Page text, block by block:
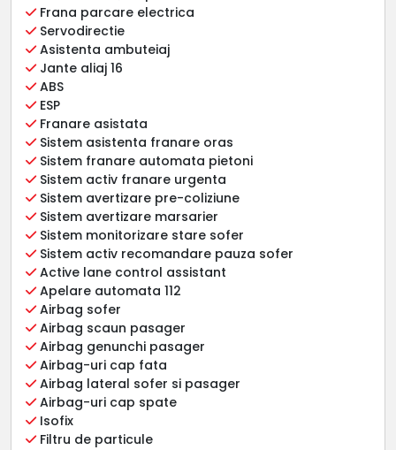
Frana parcare electrica
Servodirectie
Asistenta ambuteiaj
Jante aliaj 16
ABS
ESP
Franare asistata
Sistem asistenta franare oras
Sistem franare automata pietoni
Sistem activ franare urgenta
Sistem avertizare pre-coliziune
Sistem avertizare marsarier
Sistem monitorizare stare sofer
Sistem activ recomandare pauza sofer
Active lane control assistant
Apelare automata 112
Airbag sofer
Airbag scaun pasager
Airbag genunchi pasager
Airbag-uri cap fata
Airbag lateral sofer si pasager
Airbag-uri cap spate
Isofix
Filtru de particule